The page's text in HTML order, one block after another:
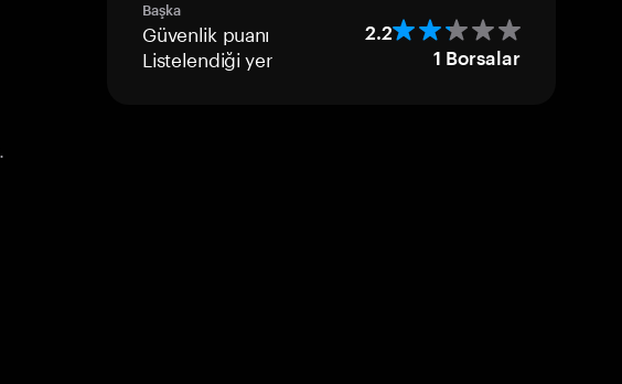
Başka
Güvenlik puanı 2.2
Listelendiği yer 1 Borsalar